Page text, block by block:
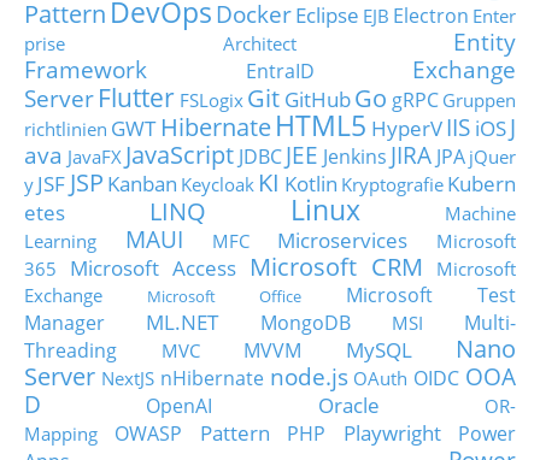
Pattern DevOps DockerEclipse EJB Electron Enter
prise Architect
Entity
Framework
EntraID
Exchange
Server Flutter FSLogix Git GitHubGo gRPC Gruppen
richtlinien GWT HibernateHTML5 HyperVIIS iOSJ
ava JavaFX JavaScript JDBC JEE Jenkins JIRA JPA jQuer
y JSF JSP Kanban Keycloak KI Kotlin Kryptografie Kubern
etes
LINQ Linux
Machine
Learning
MAUI MFC Microservices
Microsoft
365
Microsoft Access Microsoft CRM
Microsoft
Exchange
Microsoft Office
Microsoft Test
Manager
ML.NET MongoDB MSI
Multi-
Threading
MVC MVVM MySQL
Nano
Server NextJS nHibernate node.js OAuth OIDC OOA
D
OpenAI Oracle
OR-
Mapping
OWASP Pattern PHP Playwright
Power